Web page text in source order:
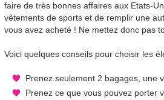
faire de très bonnes affaires aux Etats-
vêtements de sports et de remplir une
vous avez acheté ! Ne mettez donc pas
Voici quelques conseils pour choisir les
Prenez seulement 2 bagages, une
Prenez ce que vous pouvez porter